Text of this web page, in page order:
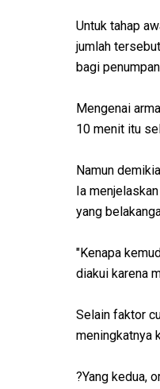
Untuk tahap
jumlah
bagi
Mengenai
10 menit itu
Namun
Ia
yang
"Kenapa
diakui karena
Selain faktor
meningkatnya
?Yang kedua,